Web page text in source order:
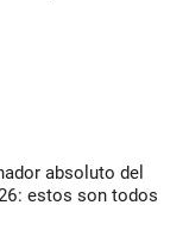
absoluto del
estos son todos